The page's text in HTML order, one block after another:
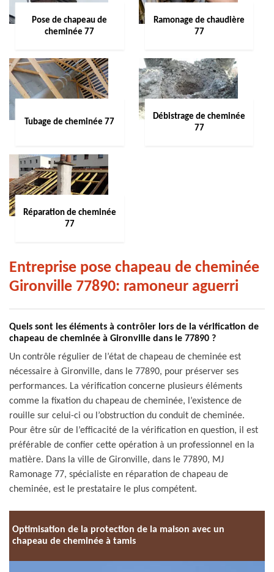
Pose de chapeau de
cheminée 77
Ramonage de chaudière
77
Tubage de cheminée 77
Débistrage de cheminée
77
Réparation de cheminée
77
Entreprise pose chapeau de cheminée
Gironville 77890: ramoneur aguerri
Quels sont les éléments à contrôler lors de la vérification de
chapeau de cheminée à Gironville dans le 77890 ?
Un contrôle régulier de l’état de chapeau de cheminée est
nécessaire à Gironville, dans le 77890, pour préserver ses
performances. La vérification concerne plusieurs éléments
comme la fixation du chapeau de cheminée, l’existence de
rouille sur celui-ci ou l’obstruction du conduit de cheminée.
Pour être sûr de l’efficacité de la vérification en question, il est
préférable de confier cette opération à un professionnel en la
matière. Dans la ville de Gironville, dans le 77890, MJ
Ramonage 77, spécialiste en réparation de chapeau de
cheminée, est le prestataire le plus compétent.
Optimisation de la protection de la maison avec un
chapeau de cheminée à tamis